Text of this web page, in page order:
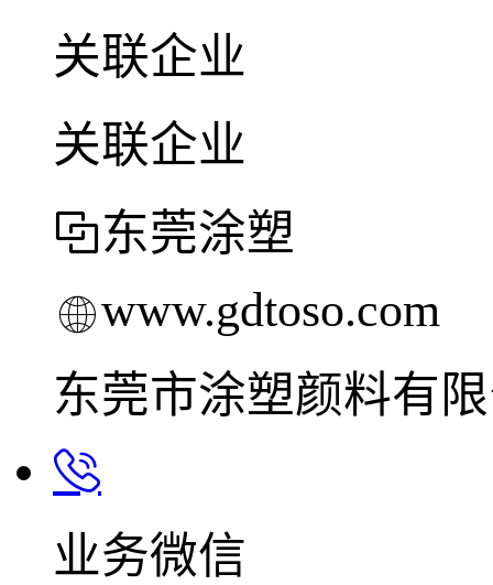
关联企业
关联企业
东莞涂塑
www.gdtoso.com
东莞市涂塑颜料有
业务微信